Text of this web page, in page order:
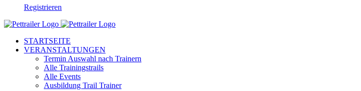
Registrieren
Facebook
X
YouTube
Instagram
STARTSEITE
VERANSTALTUNGEN
Termin Auswahl nach Trainern
Alle Trainingstrails
Alle Events
Ausbildung Trail Trainer